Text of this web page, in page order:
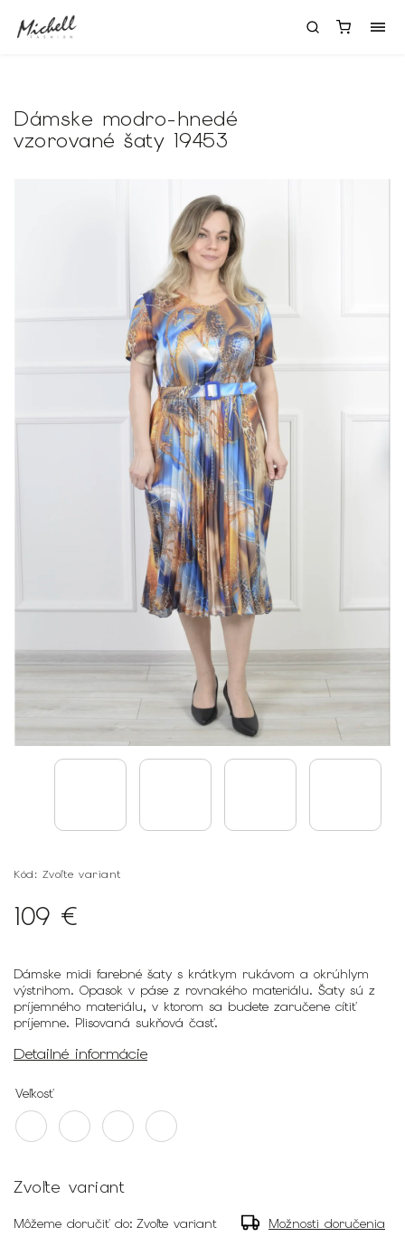
Dámske modro-hnedé
vzorované šaty 19453
Kód: Zvoľte variant
109 €
Dámske midi farebné šaty s krátkym rukávom a okrúhlym
výstrihom. Opasok v páse z rovnakého materiálu. Šaty sú z
príjemného materiálu, v ktorom sa budete zaručene cítiť
príjemne. Plisovaná sukňová časť.
Detailné informácie
Veľkosť
Zvoľte variant
Môžeme doručiť do: Zvoľte variant Možnosti doručenia